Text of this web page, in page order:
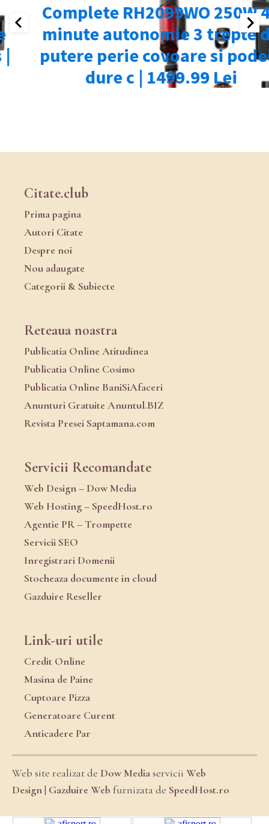
Citate.club
Prima pagina
Autori Citate
Despre noi
Nou adaugate
Categorii & Subiecte
Reteaua noastra
Publicatia Online Atitudinea
Publicatia Online Cosimo
Publicatia Online BaniSiAfaceri
Anunturi Gratuite Anuntul.BIZ
Revista Presei Saptamana.com
Servicii Recomandate
Web Design – Dow Media
Web Hosting – SpeedHost.ro
Agentie PR – Trompette
Servicii SEO
Inregistrari Domenii
Stocheaza documente in cloud
Gazduire Reseller
Link-uri utile
Credit Online
Masina de Paine
Cuptoare Pizza
Generatoare Curent
Anticadere Par
Web site realizat de Dow Mediaservicii Web
Design| Gazduire Web furnizata de SpeedHost.ro